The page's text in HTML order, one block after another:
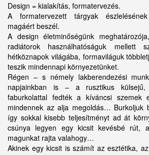
Design = kialakítás, formatervezés.
A formatervezett tárgyak
magáért beszél.
A design életminőségünk
radiátorok használhatóságuk mellett
hétköznapok világába, formaviláguk
teszik mindennapi környezetünket.
Régen – s némely lakberendezési
napjainkban is – a rusztikus külsejű,
faburkolattal fedték a kíváncsi
mindennek az alja megoldás… Burkoljuk
így sokkal kisebb teljesítményt ad át
csúnya legyen egy kicsit kevésbé rút,
magunkat rajta valahogy…
Akinek egy kicsit is számít az esztétika,